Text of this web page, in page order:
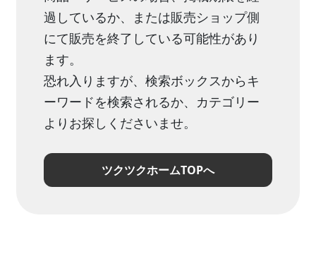
過しているか、または販売ショップ側
にて販売を終了している可能性があり
ます。
恐れ入りますが、検索ボックスからキ
ーワードを検索されるか、カテゴリー
よりお探しくださいませ。
ツクツクホームTOPへ